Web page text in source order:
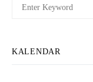
KALENDAR